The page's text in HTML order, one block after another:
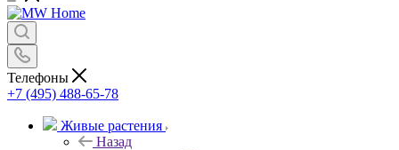
Телефоны
+7 (495) 488-65-78
Живые растения
Назад